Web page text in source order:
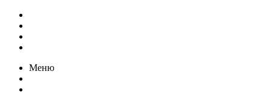
Меню